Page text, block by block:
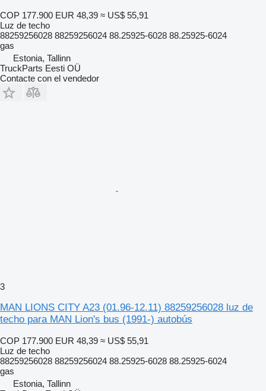
COP 177.900 EUR 48,39 ≈ US$ 55,91
Luz de techo
88259256028 88259256024 88.25925-6028 88.25925-6024
gas
Estonia, Tallinn
TruckParts Eesti OÜ
Contacte con el vendedor
3
MAN LIONS CITY A23 (01.96-12.11) 88259256028 luz de
techo para MAN Lion's bus (1991-) autobús
COP 177.900 EUR 48,39 ≈ US$ 55,91
Luz de techo
88259256028 88259256024 88.25925-6028 88.25925-6024
gas
Estonia, Tallinn